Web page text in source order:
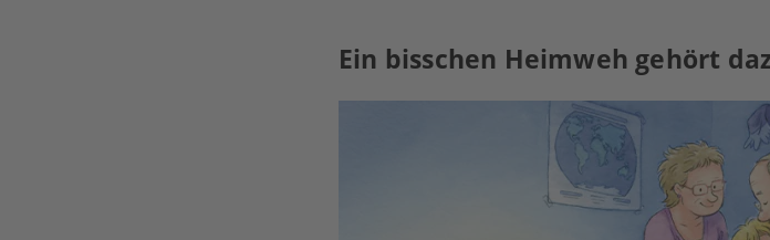
Ein bisschen Heimweh gehört